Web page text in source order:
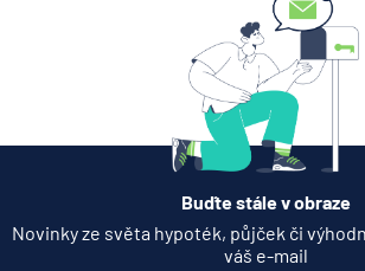
Buďte stále v obraze
Novinky ze světa hypoték, půjček či
váš e-mail